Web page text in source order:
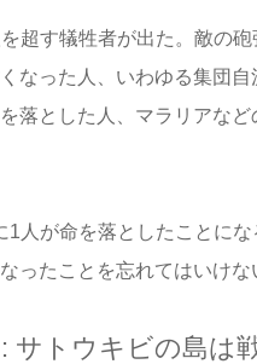
超す犠牲者が出た。敵の砲
なった人、いわゆる集団自
落とした人、マラリアなど
人が命を落としたことにな
ったことを忘れてはいけな
サトウキビの島は